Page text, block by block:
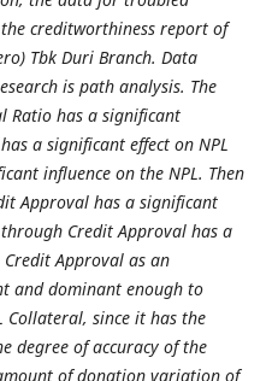
creditworthiness report of
Tbk Duri Branch. Data
is path analysis. The
Ratio has a significant
a significant effect on NPL
influence on the NPL. Then
Approval has a significant
Credit Approval has a
Approval as an
and dominant enough to
Collateral, since it has the
degree of accuracy of the
of donation variation of